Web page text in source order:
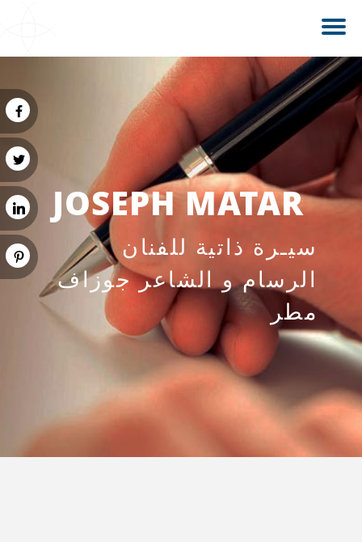
JOSEPH MATAR
سيـرة ذاتية للفنان
الرسام و الشاعر جوزاف
مطر